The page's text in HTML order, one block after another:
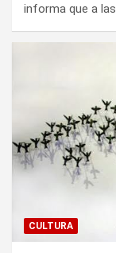
informa que a
CULTURA